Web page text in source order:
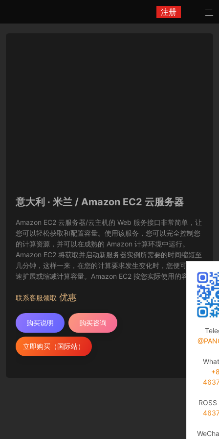
注册 
意大利 · 米兰 / Amazon EC2 云服务器
Amazon EC2 云服务器/云主机的 Web 服务接口非常简单，让
您可以轻松获取和配置容量。使用该服务，您可以完全控制您
的计算资源，并可以在成熟的 Amazon 计算环境中运行。
Amazon EC2 将获取并启动新服务器实例所需要的时间缩短至
几分钟，这样一来，在您的计算要求发生变化时，您便可以快
速扩展或缩减计算容量。Amazon EC2 按您实际使用的容量收
费，改变了计算的成本结算方式。Amazon EC2 云服务器还为
开发人员提供了创建故障恢复应用程序以及排除常见故障情况
联系客服领取 优惠
购买说明 购买咨询
立即购买（国际站）